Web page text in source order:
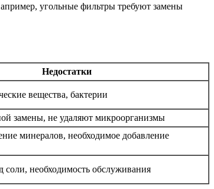
угольные фильтры требуют замены
Недостатки
вещества, бактерии
замены, не удаляют микроорганизмы
минералов, необходимое добавление
соли, необходимость обслуживания